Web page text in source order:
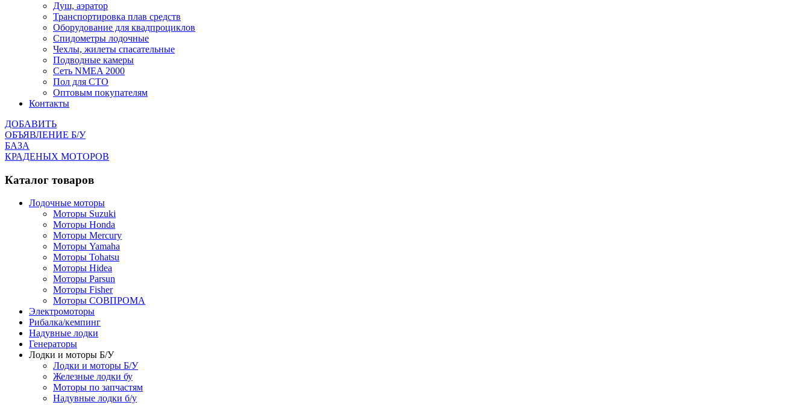
Душ, аэратор
Транспортировка плав средств
Оборудование для квадпроциклов
Спидометры лодочные
Чехлы, жилеты спасательные
Подводные камеры
Сеть NMEA 2000
Пол для СТО
Оптовым покупателям
Контакты
ДОБАВИТЬ
ОБЪЯВЛЕНИЕ Б/У
БАЗА
КРАДЕНЫХ МОТОРОВ
Каталог товаров
Лодочные моторы
Моторы Suzuki
Моторы Honda
Моторы Mercury
Моторы Yamaha
Моторы Tohatsu
Моторы Hidea
Моторы Parsun
Моторы Fisher
Моторы СОВПРОМА
Электромоторы
Рибалка/кемпинг
Надувные лодки
Генераторы
Лодки и моторы Б/У
Лодки и моторы Б/У
Железные лодки бу
Моторы по запчастям
Надувные лодки б/у